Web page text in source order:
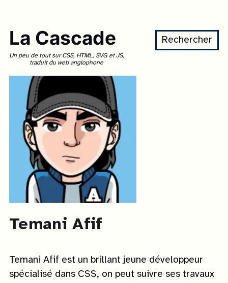
La Cascade
Un peu de tout sur CSS, HTML, SVG et JS,
traduit du web anglophone
Rechercher
Temani Afif
Temani Afif est un brillant jeune développeur
spécialisé dans CSS, on peut suivre ses travaux